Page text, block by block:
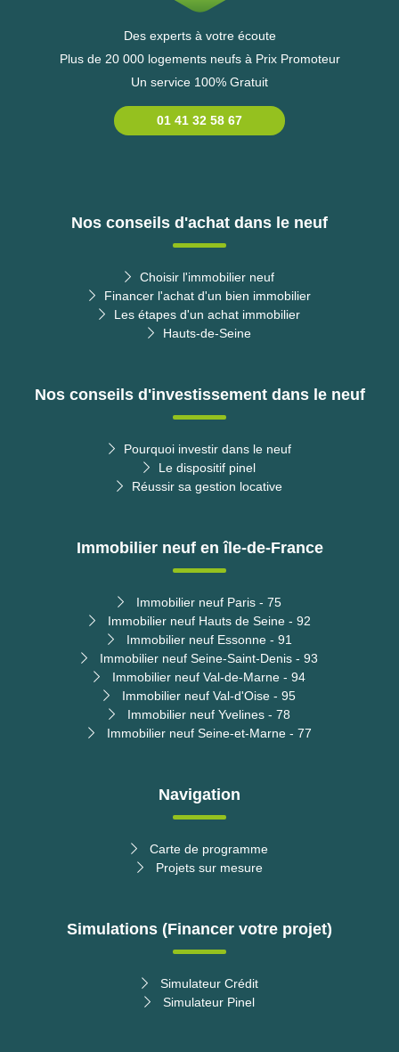
Des experts à votre écoute
Plus de 20 000 logements neufs à Prix Promoteur
Un service 100% Gratuit
01 41 32 58 67
Nos conseils d'achat dans le neuf
Choisir l'immobilier neuf
Financer l'achat d'un bien immobilier
Les étapes d'un achat immobilier
Hauts-de-Seine
Nos conseils d'investissement dans le neuf
Pourquoi investir dans le neuf
Le dispositif pinel
Réussir sa gestion locative
Immobilier neuf en île-de-France
Immobilier neuf Paris - 75
Immobilier neuf Hauts de Seine - 92
Immobilier neuf Essonne - 91
Immobilier neuf Seine-Saint-Denis - 93
Immobilier neuf Val-de-Marne - 94
Immobilier neuf Val-d'Oise - 95
Immobilier neuf Yvelines - 78
Immobilier neuf Seine-et-Marne - 77
Navigation
Carte de programme
Projets sur mesure
Simulations (Financer votre projet)
Simulateur Crédit
Simulateur Pinel